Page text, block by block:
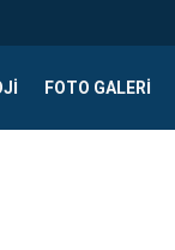
FOTO GALERI